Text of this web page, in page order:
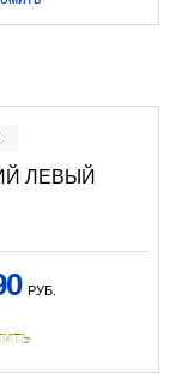
ЛЕВЫЙ
РУБ.